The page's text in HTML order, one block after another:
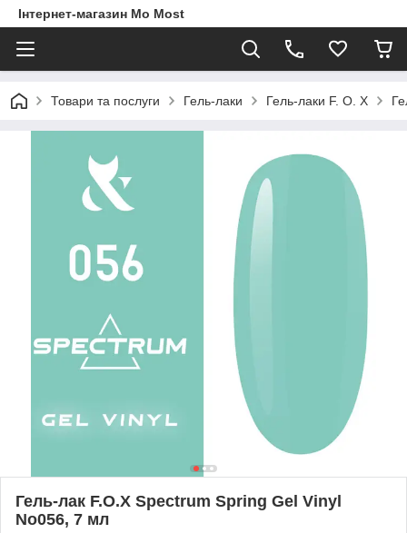
Інтернет-магазин Mo Most
Товари та послуги Гель-лаки Гель-лаки F. O. X
Гель-лак F.O.X Spectrum Spring Gel Vinyl
No056, 7 мл